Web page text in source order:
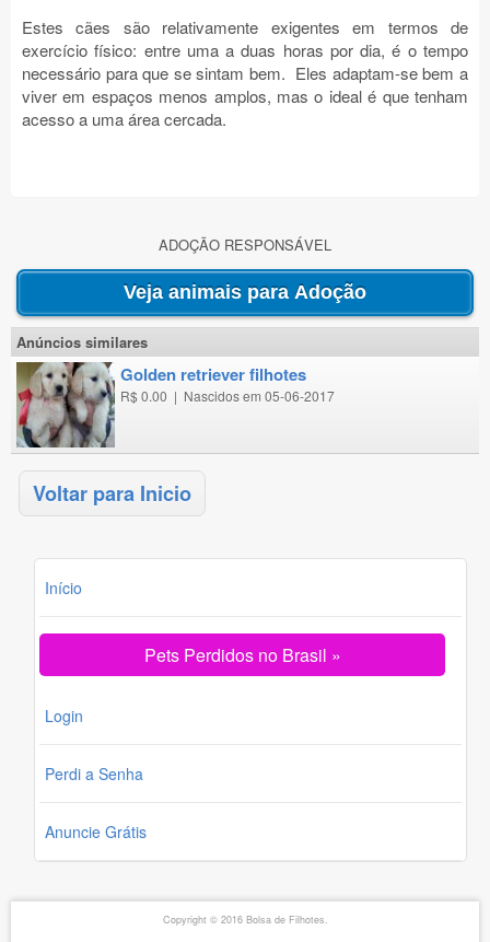
Estes cães são relativamente exigentes em termos de
exercício físico: entre uma a duas horas por dia, é o tempo
necessário para que se sintam bem. Eles adaptam-se bem a
viver em espaços menos amplos, mas o ideal é que tenham
acesso a uma área cercada.
ADOÇÃO RESPONSÁVEL
Anúncios similares
golden retriever filhotes
R$ 0.00 | Nascidos em 05-06-2017
Voltar para Inicio
Início
Pets Perdidos no Brasil »
Login
Perdi a Senha
Anuncie Grátis
Copyright © 2016 Bolsa de Filhotes.